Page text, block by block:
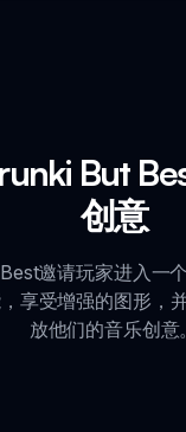
But
创意
邀请玩家进入一
享受增强的图形，
放他们的音乐创意。